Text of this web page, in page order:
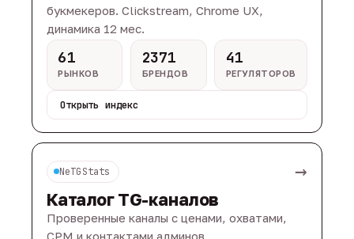
букмекеров. Clickstream, Chrome UX,
динамика 12 мес.
61
РЫНКОВ
2371
БРЕНДОВ
41
РЕГУЛЯТОРОВ
Открыть индекс
NeTGStats →
Каталог TG-каналов
Проверенные каналы с ценами, охватами,
CPM и контактами админов.